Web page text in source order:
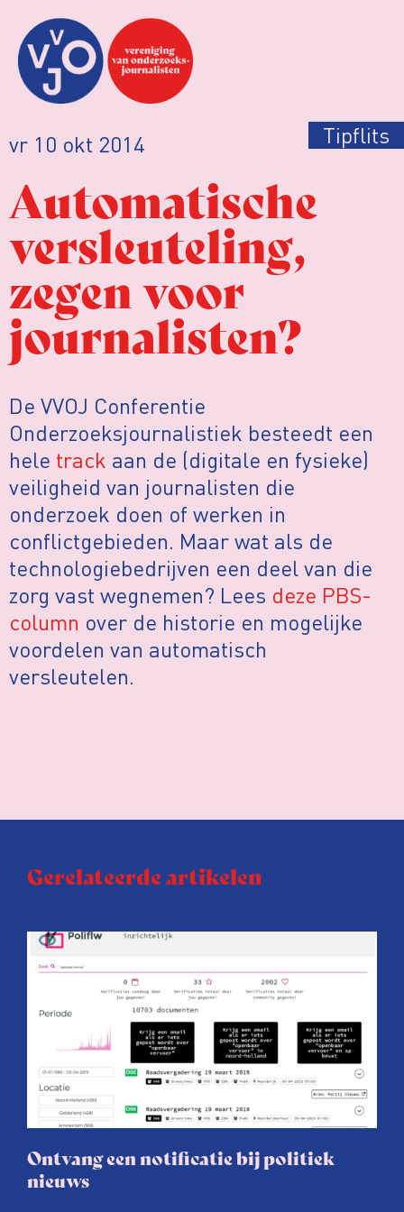
vr 10 okt 2014 Tipflits
Automatische
versleuteling,
zegen voor
journalisten?
De VVOJ Conferentie
Onderzoeksjournalistiek besteedt een
hele track aan de (digitale en fysieke)
veiligheid van journalisten die
onderzoek doen of werken in
conflictgebieden. Maar wat als de
technologiebedrijven een deel van die
zorg vast wegnemen? Lees deze PBS-
column over de historie en mogelijke
voordelen van automatisch
versleutelen.
Gerelateerde artikelen
Ontvang een notificatie bij politiek
nieuws